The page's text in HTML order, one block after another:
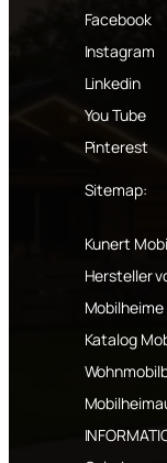
Facebook
Instagram
Linkedin
You Tube
Pinterest
Sitemap:
Kunert
Hersteller
Mobilheime
Katalog